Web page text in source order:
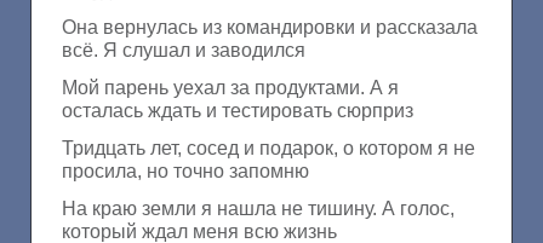
Она вернулась из командировки и рассказала
всё. Я слушал и заводился
Мой парень уехал за продуктами. А я
осталась ждать и тестировать сюрприз
Тридцать лет, сосед и подарок, о котором я не
просила, но точно запомню
На краю земли я нашла не тишину. А голос,
который ждал меня всю жизнь